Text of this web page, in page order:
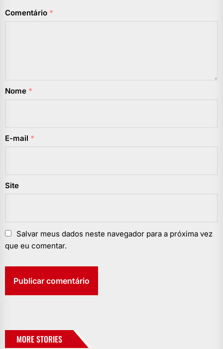
Comentário *
Nome *
E-mail *
Site
Salvar meus dados neste navegador para a próxima vez
que eu comentar.
MORE STORIES